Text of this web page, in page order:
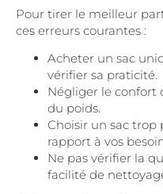
Pour tirer le meilleur
ces erreurs courantes :
Acheter un sac
vérifier sa praticité.
Négliger le confort
du poids.
Choisir un sac
rapport à vos
Ne pas vérifier la
facilité de